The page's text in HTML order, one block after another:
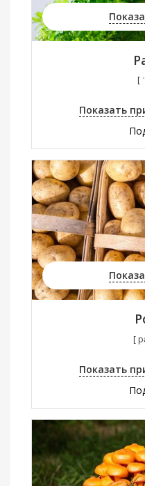
[
Показать
[
Показать